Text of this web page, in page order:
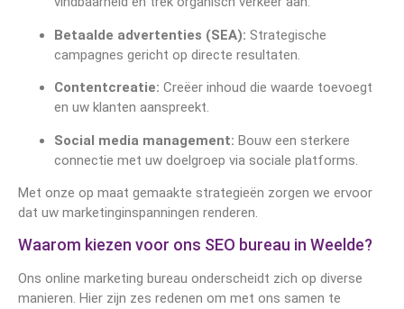
Betaalde advertenties (SEA): Strategische
campagnes gericht op directe resultaten.
Contentcreatie: Creëer inhoud die waarde toevoegt
en uw klanten aanspreekt.
Social media management: Bouw een sterkere
connectie met uw doelgroep via sociale platforms.
Met onze op maat gemaakte strategieën zorgen we ervoor
dat uw marketinginspanningen renderen.
Waarom kiezen voor ons SEO bureau in Weelde?
Ons online marketing bureau onderscheidt zich op diverse
manieren. Hier zijn zes redenen om met ons samen te